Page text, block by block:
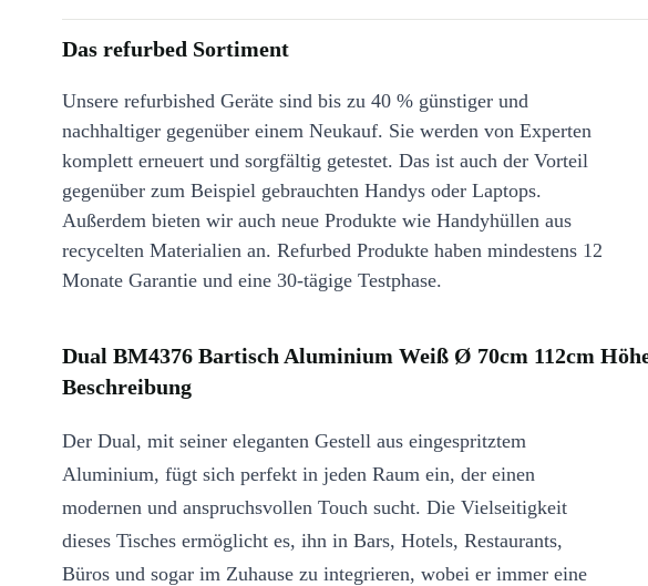
Das refurbed Sortiment
Unsere refurbished Geräte sind bis zu 40 % günstiger und
nachhaltiger gegenüber einem Neukauf. Sie werden von Experten
komplett erneuert und sorgfältig getestet. Das ist auch der Vorteil
gegenüber zum Beispiel gebrauchten Handys oder Laptops.
Außerdem bieten wir auch neue Produkte wie Handyhüllen aus
recycelten Materialien an. Refurbed Produkte haben mindestens 12
Monate Garantie und eine 30-tägige Testphase.
Dual BM4376 Bartisch Aluminium Weiß Ø 70cm 112cm
Beschreibung
Der Dual, mit seiner eleganten Gestell aus eingespritztem
Aluminium, fügt sich perfekt in jeden Raum ein, der einen
modernen und anspruchsvollen Touch sucht. Die Vielseitigkeit
dieses Tisches ermöglicht es, ihn in Bars, Hotels, Restaurants,
Büros und sogar im Zuhause zu integrieren, wobei er immer eine